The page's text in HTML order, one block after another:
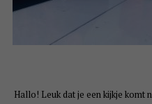
Hallo! Leuk dat je een kijkje komt